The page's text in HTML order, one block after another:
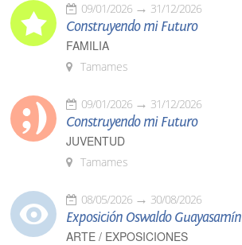
09/01/2026 31/12/2026
Construyendo mi Futuro
FAMILIA
Tamames
09/01/2026 31/12/2026
Construyendo mi Futuro
JUVENTUD
Tamames
08/05/2026 30/08/2026
Exposición Oswaldo Guayasamín
ARTE / EXPOSICIONES